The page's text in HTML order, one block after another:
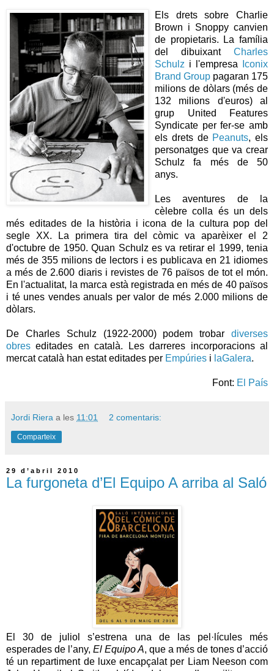
Els drets sobre Charlie
Brown i Snoppy canvien
de propietaris. La família
del dibuixant Charles
Schulz i l'empresa
conix
Brand Group pagaran 175
milions de dòlars (més de
132 milions d'euros) al
grup United Features
Syndicate per fer-se amb
els drets de Peanuts, els
personatges que va crear
Schulz fa més de 50
anys.
Les aventures de la
cèlebre colla és un dels
més editades de la història i icona de la cultura pop del
segle XX. La primera tira del còmic va aparèixer el 2
d'octubre de 1950. Quan Schulz es va retirar el 1999, tenia
més de 355 milions de lectors i es publicava en 21 idiomes
a més de 2.600 diaris i revistes de 76 països de tot el món.
En l'actualitat, la marca està registrada en més de 40 països
i té unes vendes anuals per valor de més 2.000 milions de
dòlars.
De Charles Schulz (1922-2000) podem trobar diverses
obres editades en català. Les darreres incorporacions al
mercat català han estat editades per Empúries i laGalera.
Font: El País
Jordi Riera a les 11:01 2 comentaris:
Comparteix
29 d’abril 2010
La furgoneta d’El Equipo A arriba al Saló
El 30 de juliol s’estrena una de las pel·lícules més
esperades de l’any, El Equipo A, que a més de tones d’acció
té un repartiment de luxe encapçalat per Liam Neeson com